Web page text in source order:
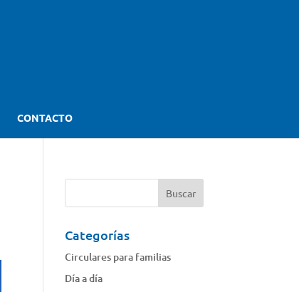
CONTACTO
Categorías
Circulares para familias
Día a día